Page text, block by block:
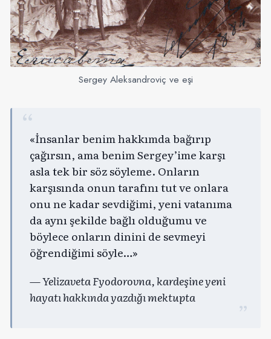
Sergey Aleksandroviç ve eşi
«İnsanlar benim hakkımda bağırıp
çağırsın, ama benim Sergey’ime karşı
asla tek bir söz söyleme. Onların
karşısında onun tarafını tut ve onlara
onu ne kadar sevdiğimi, yeni vatanıma
da aynı şekilde bağlı olduğumu ve
böylece onların dinini de sevmeyi
öğrendiğimi söyle…»
— Yelizaveta Fyodorovna, kardeşine yeni
hayatı hakkında yazdığı mektupta